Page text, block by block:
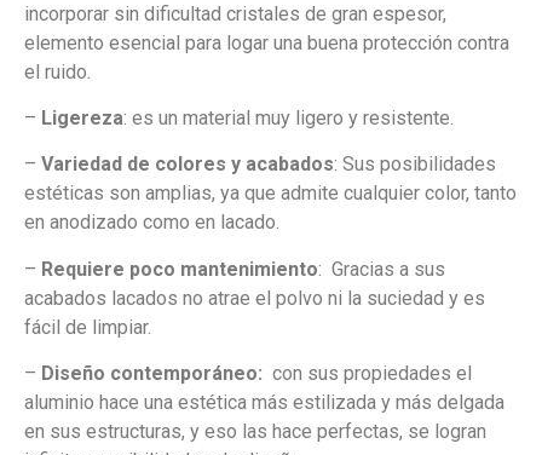
incorporar sin dificultad cristales de gran espesor,
elemento esencial para logar una buena protección contra
el ruido.
– Ligereza: es un material muy ligero y resistente.
– Variedad de colores y acabados: Sus posibilidades
estéticas son amplias, ya que admite cualquier color, tanto
en anodizado como en lacado.
– Requiere poco mantenimiento: Gracias a sus
acabados lacados no atrae el polvo ni la suciedad y es
fácil de limpiar.
– Diseño contemporáneo: con sus propiedades el
aluminio hace una estética más estilizada y más delgada
en sus estructuras, y eso las hace perfectas, se logran